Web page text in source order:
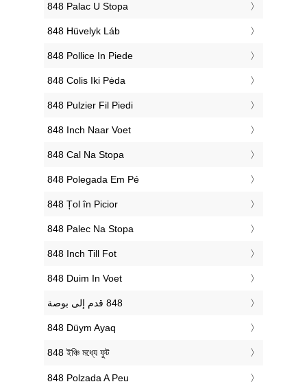
‎848 Palac U Stopa
‎848 Hüvelyk Láb
‎848 Pollice In Piede
‎848 Colis Iki Pėda
‎848 Pulzier Fil Piedi
‎848 Inch Naar Voet
‎848 Cal Na Stopa
‎848 Polegada Em Pé
‎848 Țol în Picior
‎848 Palec Na Stopa
‎848 Inch Till Fot
‎848 Duim In Voet
‎848 Düym Ayaq
‎848 ইঞ্চি মধ্যে ফুট
‎848 Polzada A Peu